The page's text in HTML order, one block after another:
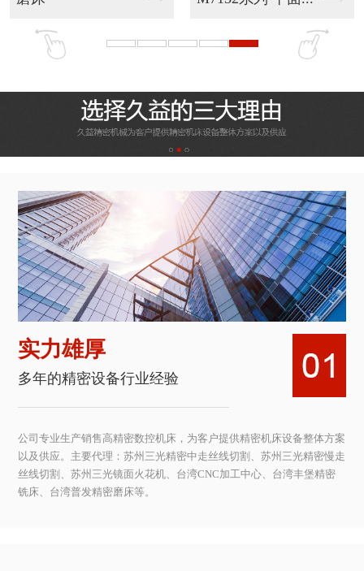
HA320U数控伺服...
HA500U数控伺服... HA630U数控伺服...
实力雄厚
多年的精密设备行业经验
公司专业生产销售高精密数控机床，为客户提供精密机床设备整体方案
以及供应。主要代理：苏州三光精密中走丝线切割、苏州三光精密慢走
丝线切割、苏州三光镜面火花机、台湾CNC加工中心、台湾丰堡精密
铣床、台湾普发精密磨床等。